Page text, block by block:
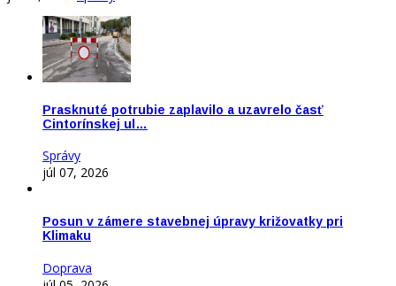
Prasknuté potrubie zaplavilo a uzavrelo časť
Cintorínskej ul…
Správy
júl 07, 2026
Posun v zámere stavebnej úpravy križovatky pri
Klimaku
Doprava